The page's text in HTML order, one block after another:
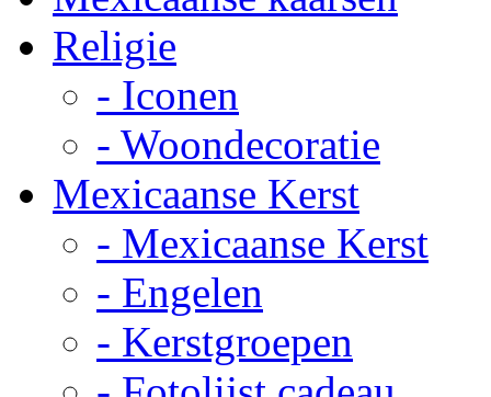
Religie
- Iconen
- Woondecoratie
Mexicaanse Kerst
- Mexicaanse Kerst
- Engelen
- Kerstgroepen